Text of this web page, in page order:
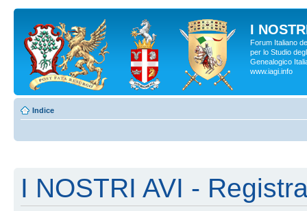
I
Forum Italiano
per lo Studio
Genealogico
www.iagi.info
Indice
I NOSTRI AVI -